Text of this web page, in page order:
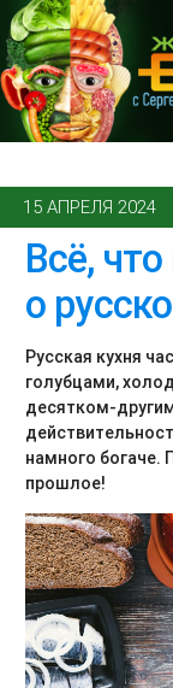
15 АПРЕЛЯ 2024
Всё,
о
Русская кухня
голубцами,
десятком-
намного богаче.
прошлое!